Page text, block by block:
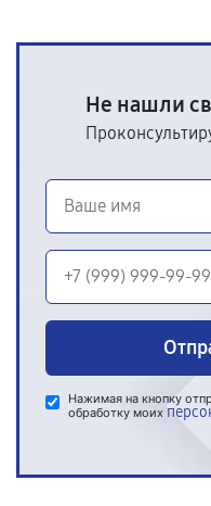
Не нашли
Нажимая на кнопку
обработку моих